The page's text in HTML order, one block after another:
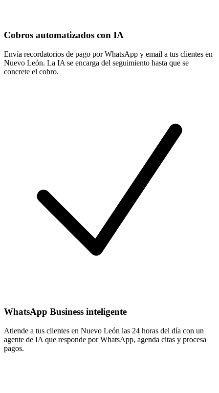
Cobros automatizados con IA
Envía recordatorios de pago por WhatsApp y email a tus clientes en
Nuevo León. La IA se encarga del seguimiento hasta que se
concrete el cobro.
WhatsApp Business inteligente
Atiende a tus clientes en Nuevo León las 24 horas del día con un
agente de IA que responde por WhatsApp, agenda citas y procesa
pagos.